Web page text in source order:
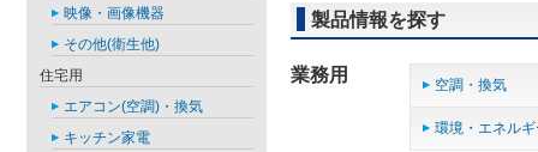
製品情報を探す
業務用 空調・換気
環境・エネル
映像・画像機器
その他(衛生他)
住宅用
エアコン(空調)・換気
キッチン家電